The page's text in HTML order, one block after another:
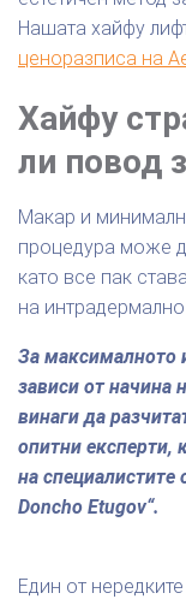
Нашата хайфу
ценоразписа на
Хайфу
ли повод
Макар и
процедура може
като все пак
на
За максималното
зависи от начина
винаги да
опитни експерти,
на специалистите
Doncho Etugov“.
Един от